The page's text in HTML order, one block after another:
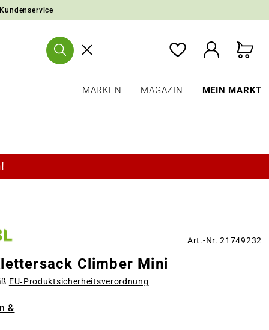
MARKEN MAGAZIN MEIN MARKT
&
Art.-Nr. 21749232
Climber Mini
EU‑Produktsicherheitsverordnung